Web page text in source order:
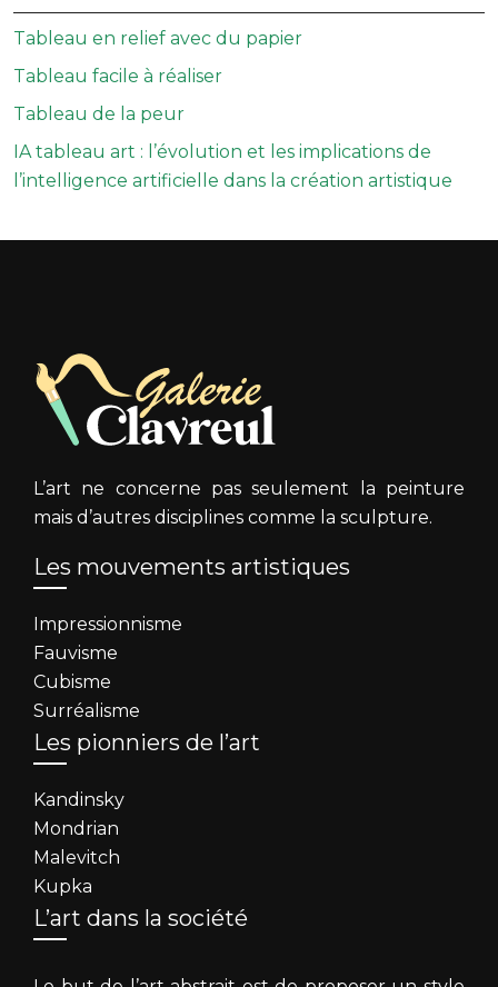
Tableau en relief avec du papier
Tableau facile à réaliser
Tableau de la peur
IA tableau art : l’évolution et les implications de
l’intelligence artificielle dans la création artistique
L’art ne concerne pas seulement la peinture
mais d’autres disciplines comme la sculpture.
Les mouvements artistiques
Impressionnisme
Fauvisme
Cubisme
Surréalisme
Les pionniers de l’art
Kandinsky
Mondrian
Malevitch
Kupka
L’art dans la société